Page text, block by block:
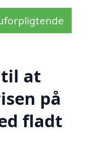
til at
på
fladt